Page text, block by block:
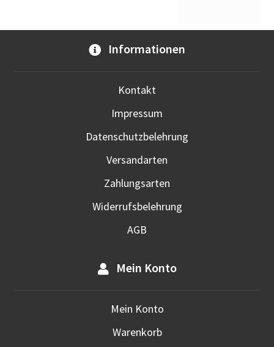
Informationen
Kontakt
Impressum
Datenschutzbelehrung
Versandarten
Zahlungsarten
Widerrufsbelehrung
AGB
Mein Konto
Mein Konto
Warenkorb